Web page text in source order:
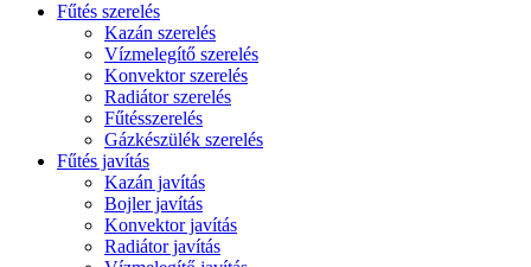
Fűtés szerelés
Kazán szerelés
Vízmelegítő szerelés
Konvektor szerelés
Radiátor szerelés
Fűtésszerelés
Gázkészülék szerelés
Fűtés javítás
Kazán javítás
Bojler javítás
Konvektor javítás
Radiátor javítás